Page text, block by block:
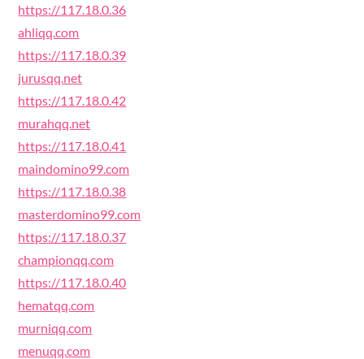
https://117.18.0.36
ahliqq.com
https://117.18.0.39
jurusqq.net
https://117.18.0.42
murahqq.net
https://117.18.0.41
maindomino99.com
https://117.18.0.38
masterdomino99.com
https://117.18.0.37
championqq.com
https://117.18.0.40
hematqq.com
murniqq.com
menuqq.com